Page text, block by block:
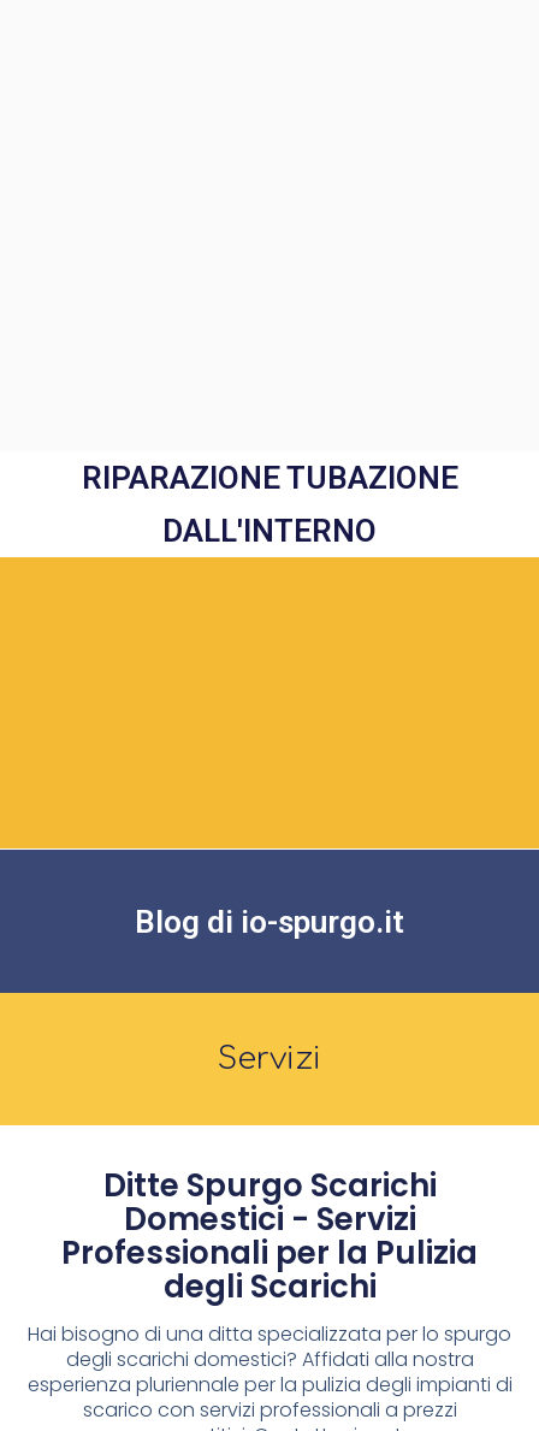
RIPARAZIONE TUBAZIONE
DALL'INTERNO
Blog di io-spurgo.it
Servizi
Ditte Spurgo Scarichi
Domestici - Servizi
Professionali per la Pulizia
degli Scarichi
Hai bisogno di una ditta specializzata per lo spurgo
degli scarichi domestici? Affidati alla nostra
esperienza pluriennale per la pulizia degli impianti di
scarico con servizi professionali a prezzi